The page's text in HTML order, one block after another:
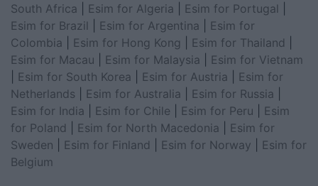
South Africa
Esim for Algeria Esim for Portugal
Esim for Brazil
Esim for Argentina
Esim for
Colombia
Esim for Hong Kong Esim for Thailand
Esim for Macau
Esim for Malaysia
Esim for Vietnam
Esim for South Korea Esim for Austria
Esim for
Netherlands
Esim for Australia Esim for Russia
Esim for India
Esim for Chile Esim for Peru
Esim
for Poland
Esim for North Macedonia
Esim for
Sweden
Esim for Finland Esim for Norway
Esim for
Belgium